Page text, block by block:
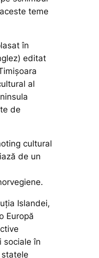
teme
în
editat
al
de
cultural
de un
Islandei,
Europă
sociale în